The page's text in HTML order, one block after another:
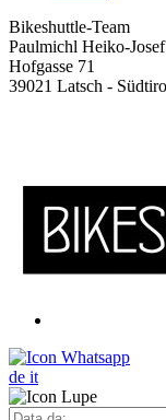
Bikeshuttle-Team
Paulmichl Heiko-Josef
Hofgasse 71
39021 Latsch -
de it